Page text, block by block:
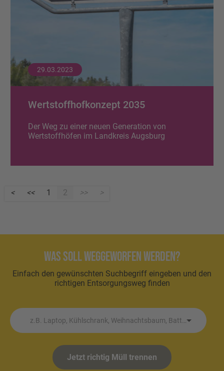
29.03.2023
Wertstoffhofkonzept 2035
Der Weg zu einer neuen Generation von
Wertstoffhöfen im Landkreis Augsburg
1 2
Was soll weggeworfen werden?
Einfach den gewünschten Suchbegriff eingeben und den
richtigen Entsorgungsweg finden
z.B. Laptop, Kühlschrank, Weihnachtsbaum, Batterie etc.
Jetzt richtig Müll trennen